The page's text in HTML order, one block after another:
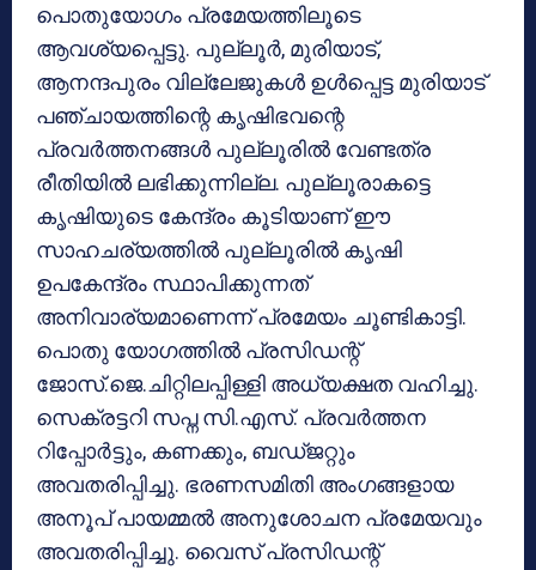
പൊതുയോഗം പ്രമേയത്തിലൂടെ
ആവശ്യപ്പെട്ടു. പുല്ലൂര്‍, മുരിയാട്,
ആനന്ദപുരം വില്ലേജുകള്‍ ഉള്‍പ്പെട്ട മുരിയാട്
പഞ്ചായത്തിന്റെ കൃഷിഭവന്റെ
പ്രവര്‍ത്തനങ്ങള്‍ പുല്ലൂരില്‍ വേണ്ടത്ര
രീതിയില്‍ ലഭിക്കുന്നില്ല. പുല്ലൂരാകട്ടെ
കൃഷിയുടെ കേന്ദ്രം കൂടിയാണ് ഈ
സാഹചര്യത്തില്‍ പുല്ലൂരില്‍ കൃഷി
ഉപകേന്ദ്രം സ്ഥാപിക്കുന്നത്
അനിവാര്യമാണെന്ന് പ്രമേയം ചൂണ്ടികാട്ടി.
പൊതു യോഗത്തില്‍ പ്രസിഡന്റ്
ജോസ്.ജെ.ചിറ്റിലപ്പിള്ളി അധ്യക്ഷത വഹിച്ചു.
സെക്രട്ടറി സപ്ന സി.എസ്. പ്രവര്‍ത്തന
റിപ്പോര്‍ട്ടും, കണക്കും, ബഡ്ജറ്റും
അവതരിപ്പിച്ചു. ഭരണസമിതി അംഗങ്ങളായ
അനൂപ് പായമ്മല്‍ അനുശോചന പ്രമേയവും
അവതരിപ്പിച്ചു. വൈസ് പ്രസിഡന്റ്